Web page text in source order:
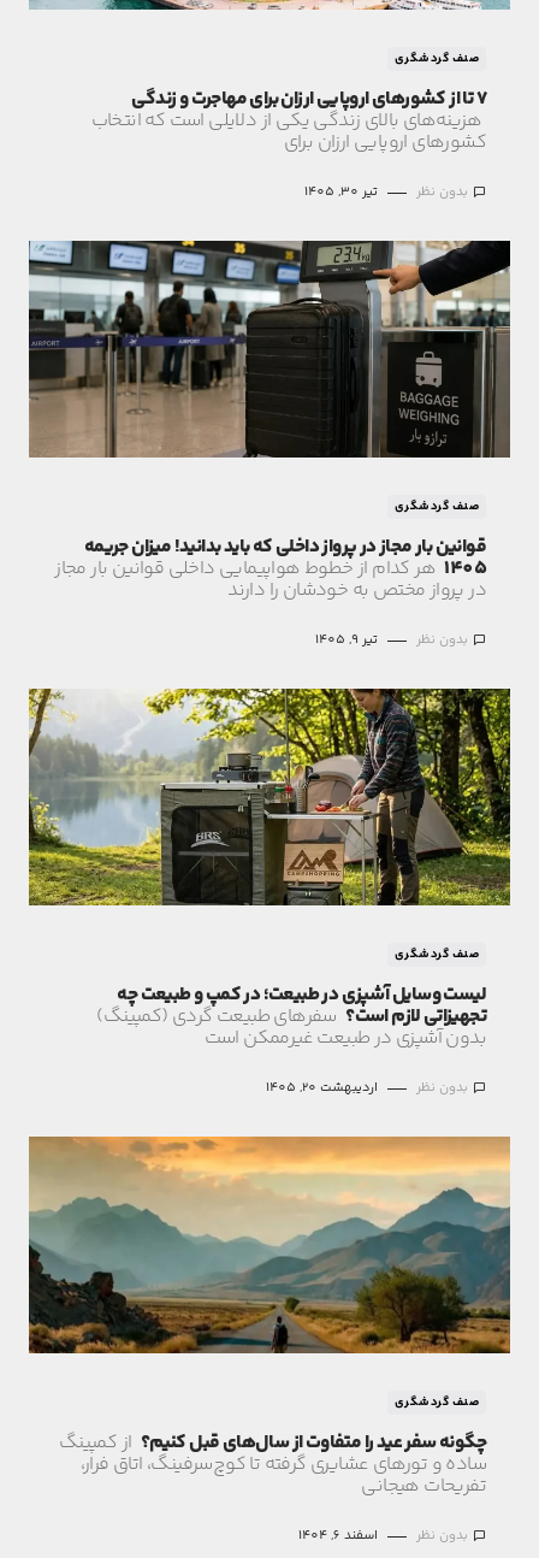
صنف گردشگری
7 تا از کشورهای اروپایی ارزان برای مهاجرت و زندگی
هزینه‌های بالای زندگی یکی از دلایلی است که انتخاب
کشورهای اروپایی ارزان برای
بدون نظر تیر 30, 1405
صنف گردشگری
قوانین بار مجاز در پرواز داخلی که باید بدانید! میزان جریمه
1405 هر کدام از خطوط هواپیمایی داخلی قوانین بار مجاز
در پرواز مختص به خودشان را دارند
بدون نظر تیر 9, 1405
صنف گردشگری
لیست وسایل آشپزی در طبیعت؛ در کمپ و طبیعت‌ چه
تجهیزاتی لازم است؟ سفرهای طبیعت گردی (کمپینگ)
بدون آشپزی در طبیعت غیرممکن است
بدون نظر اردیبهشت 20, 1405
صنف گردشگری
چگونه سفر عید را متفاوت از سال‌های قبل کنیم؟ از کمپینگ
ساده و تورهای عشایری گرفته تا کوچ‌سرفینگ، اتاق فرار،
تفریحات هیجانی
بدون نظر اسفند 6, 1404